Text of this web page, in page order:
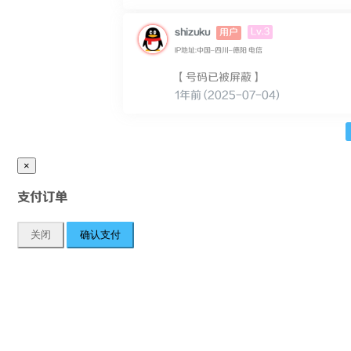
shizuku 用户 Lv.3
IP地址:中国–四川–德阳 电信
【号码已被屏蔽】
1年前 (2025-07-04)
×
支付订单
关闭 确认支付